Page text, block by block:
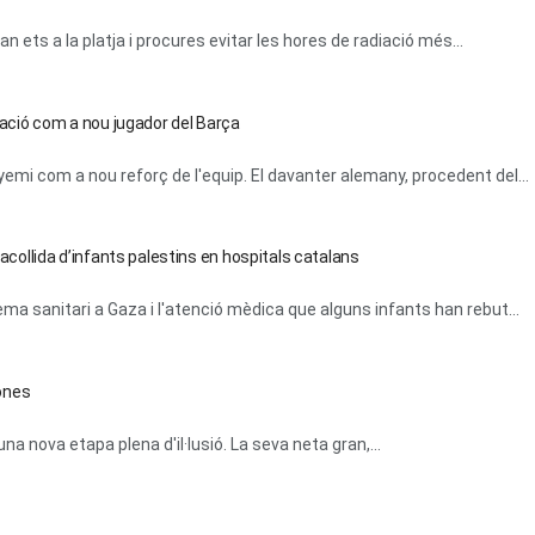
ets a la platja i procures evitar les hores de radiació més...
com a nou jugador del Barça
com a nou reforç de l'equip. El davanter alemany, procedent del...
d’infants palestins en hospitals catalans
sanitari a Gaza i l'atenció mèdica que alguns infants han rebut...
nova etapa plena d'il·lusió. La seva neta gran,...